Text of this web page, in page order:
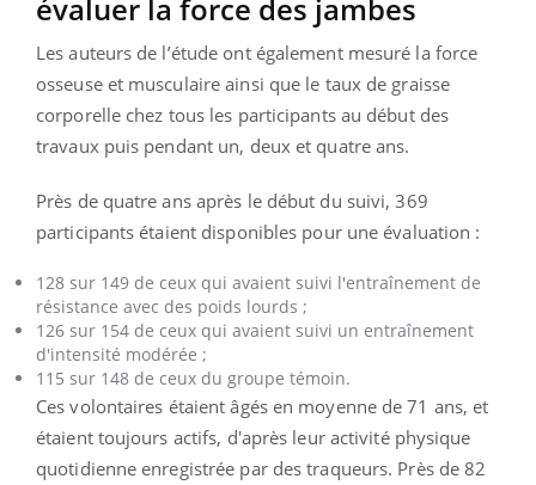
évaluer la force des jambes
Les auteurs de l’étude ont également mesuré la force
osseuse et musculaire ainsi que le taux de graisse
corporelle chez tous les participants au début des
travaux puis pendant un, deux et quatre ans.
Près de quatre ans après le début du suivi, 369
participants étaient disponibles pour une évaluation :
128 sur 149 de ceux qui avaient suivi l'entraînement de
résistance avec des poids lourds ;
126 sur 154 de ceux qui avaient suivi un entraînement
d'intensité modérée ;
115 sur 148 de ceux du groupe témoin.
Ces volontaires étaient âgés en moyenne de 71 ans, et
étaient toujours actifs, d'après leur activité physique
quotidienne enregistrée par des traqueurs. Près de 82